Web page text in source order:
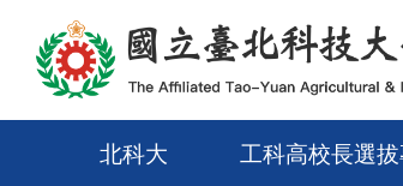
移至網頁之主要內容區位置
北科大 工科高校長選